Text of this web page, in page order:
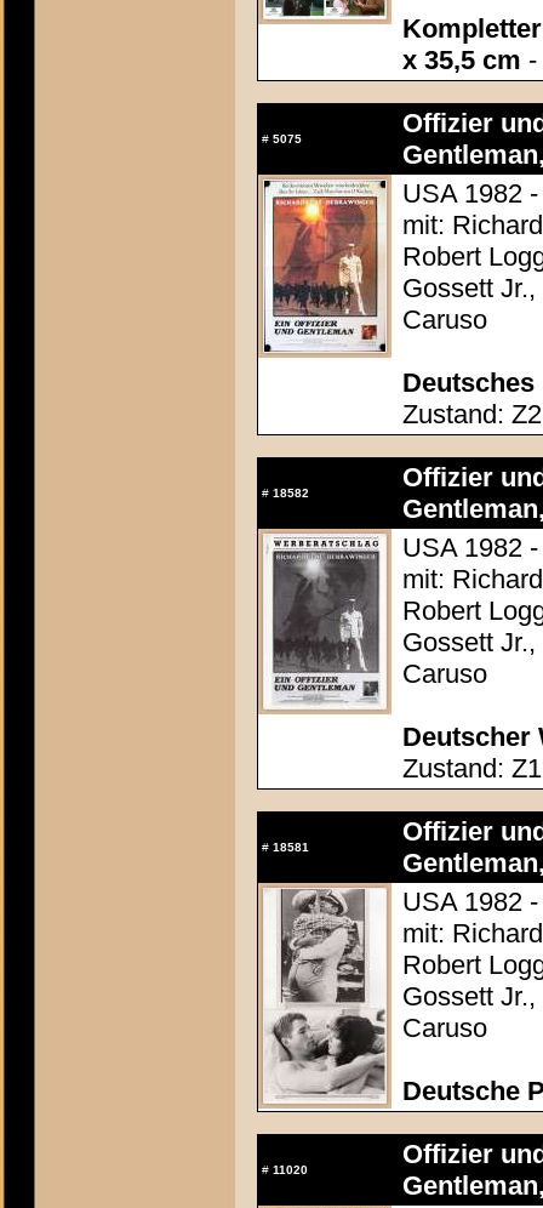
x 35,5 cm
# 5075
Offizier
USA 1982
mit:
Robert
Gossett
Caruso
Deutsches
Zustand:
# 18582
Offizier
USA 1982
mit:
Robert
Gossett
Caruso
Deutscher
Zustand: Z1
# 18581
Offizier
USA 1982
mit:
Robert
Gossett
Caruso
Deutsche
# 11020
Offizier